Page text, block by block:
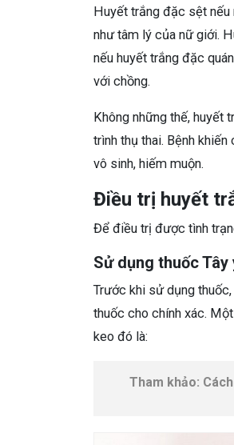
Huyết trắng đặc sệt nếu
như tâm lý của nữ giới.
nếu huyết trắng đặc
với chồng.
Không những thế, huyết
trình thụ thai. Bệnh
vô sinh, hiếm muộn.
Điều trị huyết
Để điều trị được tình
Sử dụng thuốc Tây
Trước khi sử dụng
thuốc cho chính xác.
keo đó là:
Tham khảo: